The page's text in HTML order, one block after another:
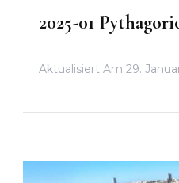
2025-01
Aktualisiert Am 29.